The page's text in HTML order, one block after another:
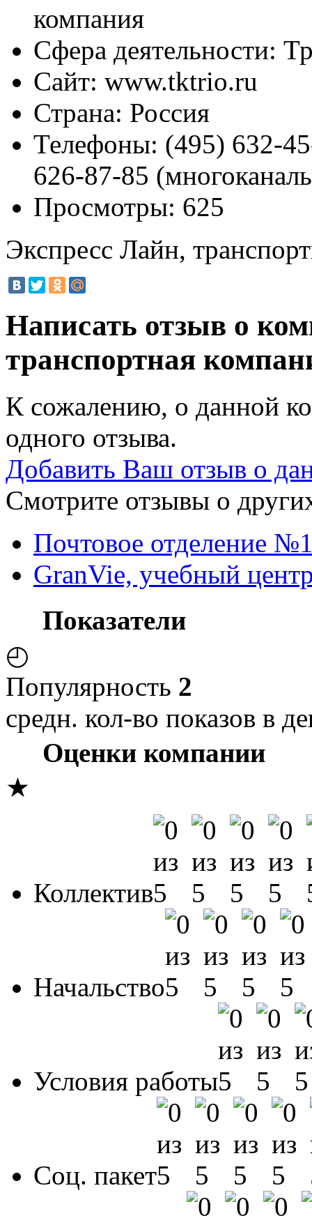
компания
Сфера деятельности:
Сайт: www.tktrio.ru
Страна: Россия
Телефоны: (495) 632-
626-87-85
Просмотры: 625
Экспресс Лайн,
Написать отзыв о
транспортная
К сожалению, о данной
одного отзыва.
Добавить Ваш отзыв о
Смотрите отзывы о
Почтовое отделение
GranVie, учебный
Показатели
◴
Популярность 2
средн. кол-во показов в
Оценки компании
★
Коллектив
Начальство
Условия работы
Соц. пакет